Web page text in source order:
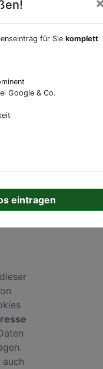
hinzufügen?
um
Services, die
Bruchem
für Sie komplett
Google & Co.
eintragen